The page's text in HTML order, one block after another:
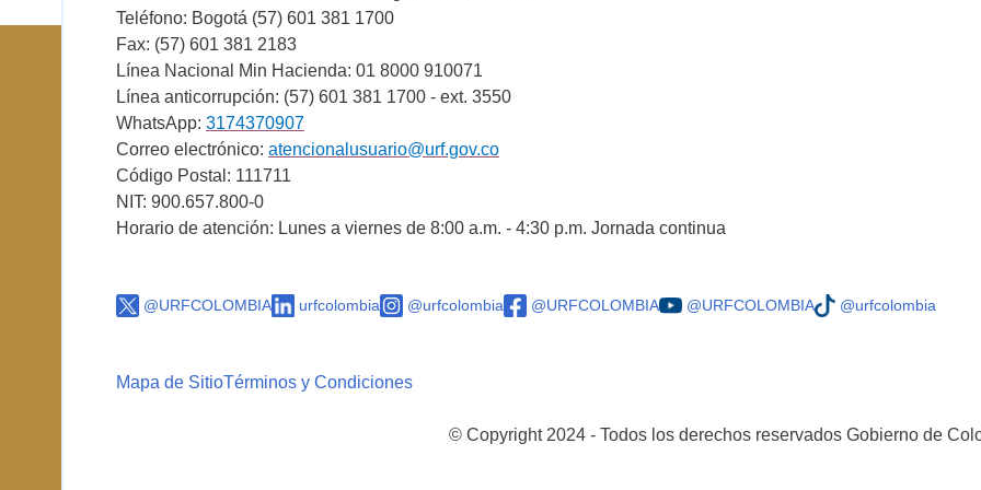
Teléfono: Bogotá (57) 601 381 1700
Fax: (57) 601 381 2183
Línea Nacional Min Hacienda: 01 8000 910071
Línea anticorrupción: (57) 601 381 1700 - ext. 3550
WhatsApp: 3174370907
Correo electrónico: atencionalusuario@urf.gov.co
Código Postal: 111711
NIT: 900.657.800-0
Horario de atención: Lunes a viernes de 8:00 a.m. - 4:30 p.m. Jornada continua
@URFCOLOMBIA urfcolombia @urfcolombia @URFCOLOMBIA @URFCOLOMBIA @urfcolombia
Mapa de SitioTérminos y Condiciones
© Copyright 2024 - Todos los derechos reservados Gobierno de